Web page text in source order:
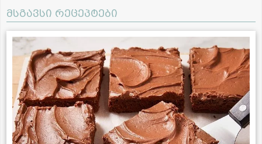
მსგავსი რეცეპტები